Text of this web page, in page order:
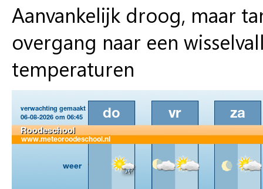
Aanvankelijk droog, maar
overgang naar een
temperaturen